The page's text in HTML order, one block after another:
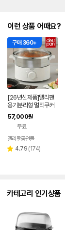
이런 상품 어때요?
구매 360+
[26년신제품]델리팬
용기분리형 멀티쿠커
전기그릴 찜기 전기냄
비 핫플레이트 DEL-M
57,000원
무료
델리팬공인몰
별 4.79 리
(174)
카테고리 인기상품